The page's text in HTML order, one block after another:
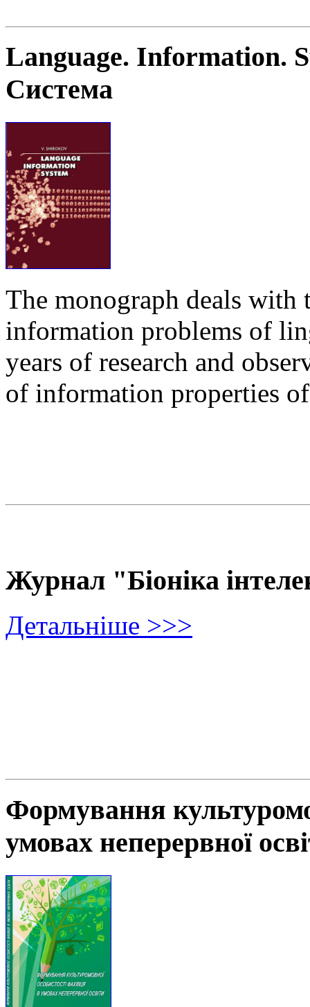
Language. Information.
Система
The monograph deals with
information problems of
years of research and
of information properties
Журнал "Біоніка
Детальніше >>>
Формування
умовах неперервної